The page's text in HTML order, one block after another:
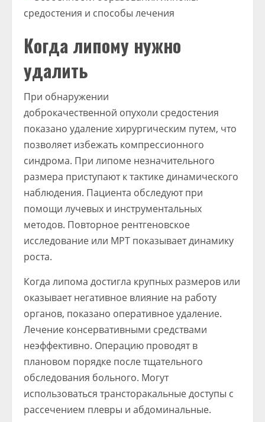
Когда липому нужно
удалить
При обнаружении
доброкачественной опухоли средостения
показано удаление хирургическим путем, что
позволяет избежать компрессионного
синдрома. При липоме незначительного
размера приступают к тактике динамического
наблюдения. Пациента обследуют при
помощи лучевых и инструментальных
методов. Повторное рентгеновское
исследование или МРТ показывает динамику
роста.
Когда липома достигла крупных размеров или
оказывает негативное влияние на работу
органов, показано оперативное удаление.
Лечение консервативными средствами
неэффективно. Операцию проводят в
плановом порядке после тщательного
обследования больного. Могут
использоваться трансторакальные доступы с
рассечением плевры и абдоминальные.